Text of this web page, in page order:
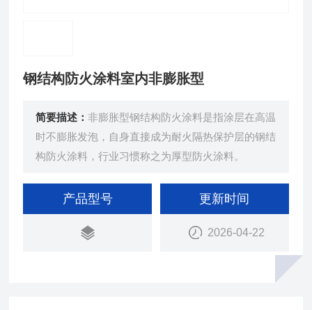
钢结构防火涂料室内非膨胀型
简要描述：非膨胀型钢结构防火涂料是指涂层在高温
时不膨胀发泡，自身直接成为耐火隔热保护层的钢结
构防火涂料，行业习惯称之为厚型防火涂料。
产品型号 更新时间
2026-04-22